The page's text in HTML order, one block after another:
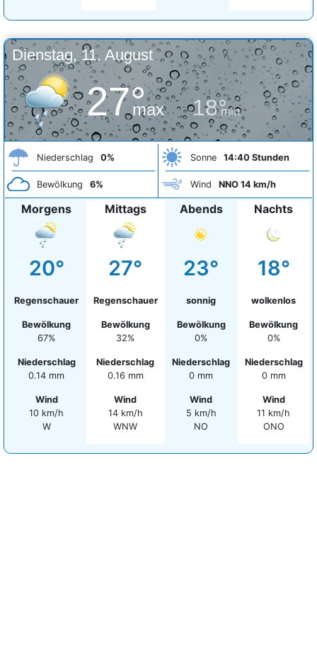
Dienstag, 11. August
27°
max 18°
min
Niederschlag 0%
Bewölkung 6%
Sonne 14:40 Stunden
Wind NNO 14 km/h
Morgens
20°
Regenschauer
Bewölkung
67%
Niederschlag
0.14 mm
Wind
10 km/h
W
Mittags
27°
Regenschauer
Bewölkung
32%
Niederschlag
0.16 mm
Wind
14 km/h
WNW
Abends
23°
sonnig
Bewölkung
0%
Niederschlag
0 mm
Wind
5 km/h
NO
Nachts
18°
wolkenlos
Bewölkung
0%
Niederschlag
0 mm
Wind
11 km/h
ONO